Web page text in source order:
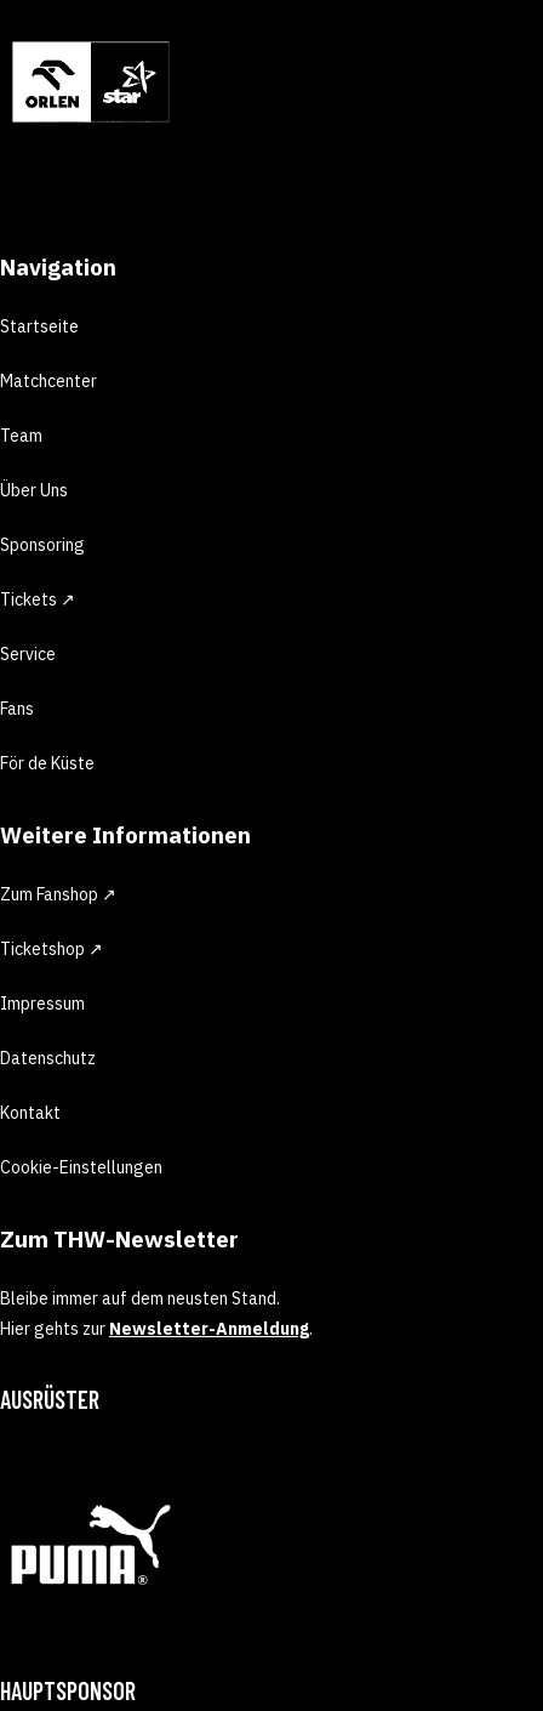
Navigation
Startseite
Matchcenter
Team
Über Uns
Sponsoring
Tickets ↗
Service
Fans
För de Küste
Weitere Informationen
Zum Fanshop ↗
Ticketshop ↗
Impressum
Datenschutz
Kontakt
Cookie-Einstellungen
Zum THW-Newsletter
Bleibe immer auf dem neusten Stand.
Hier gehts zur Newsletter-Anmeldung.
AUSRÜSTER
HAUPTSPONSOR